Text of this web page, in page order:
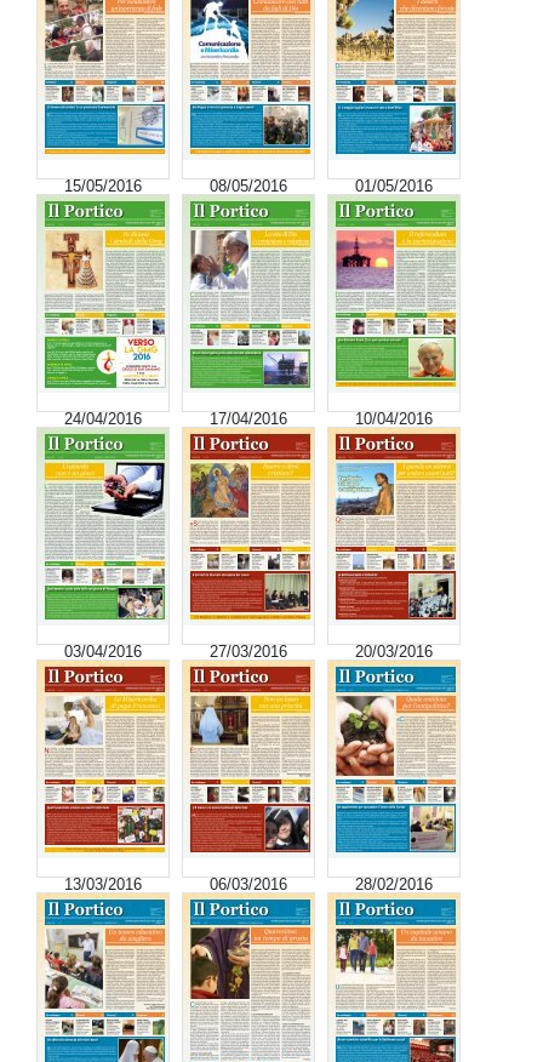
15/05/2016 08/05/2016 01/05/2016
24/04/2016 17/04/2016 10/04/2016
03/04/2016 27/03/2016 20/03/2016
13/03/2016 06/03/2016 28/02/2016